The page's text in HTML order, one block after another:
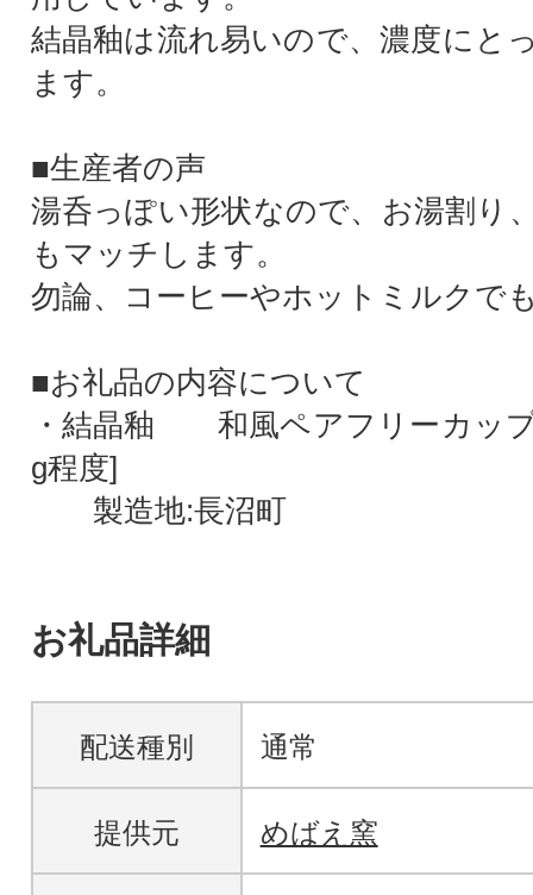
結晶釉は流れ易いので、濃度にと
ます。
■生産者の声
湯呑っぽい形状なので、お湯割り
もマッチします。
勿論、コーヒーやホットミルクで
■お礼品の内容について
・結晶釉 和風ペアフリーカッ
g程度]
製造地:長沼町
お礼品詳細
配送種別 通常
提供元 めばえ窯